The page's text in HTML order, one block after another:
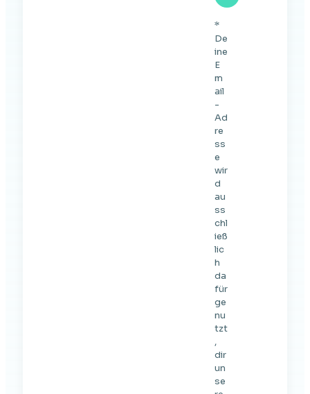
*
De
ine
E
m
ail
-
Ad
re
ss
e
wir
d
au
ss
chl
ieß
lic
h
da
für
ge
nu
tzt
,
dir
un
se